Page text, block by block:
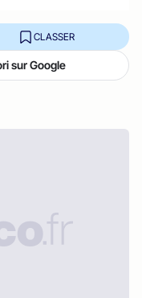
CLASSER
sur Google